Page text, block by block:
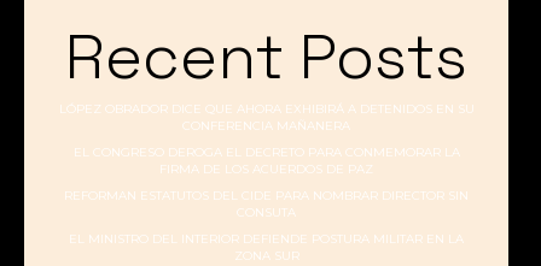
Recent Posts
LÓPEZ OBRADOR DICE QUE AHORA EXHIBIRÁ A DETENIDOS EN SU
CONFERENCIA MAÑANERA
EL CONGRESO DEROGA EL DECRETO PARA CONMEMORAR LA
FIRMA DE LOS ACUERDOS DE PAZ
REFORMAN ESTATUTOS DEL CIDE PARA NOMBRAR DIRECTOR SIN
CONSUTA
EL MINISTRO DEL INTERIOR DEFIENDE POSTURA MILITAR EN LA
ZONA SUR